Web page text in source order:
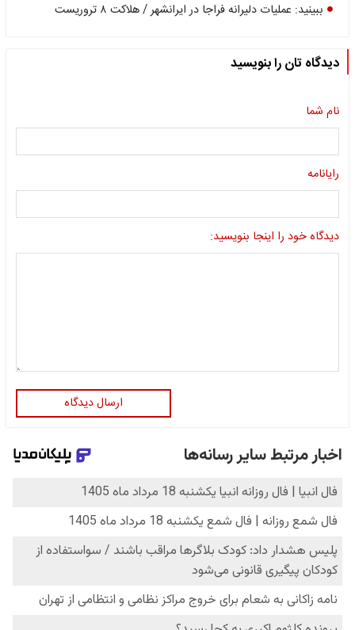
ببینید: عملیات دلیرانه فراجا در ایرانشهر / هلاکت ۸ تروریست
دیدگاه تان را بنویسید
نام شما
رایانامه
دیدگاه خود را اینجا بنویسید:
ارسال دیدگاه